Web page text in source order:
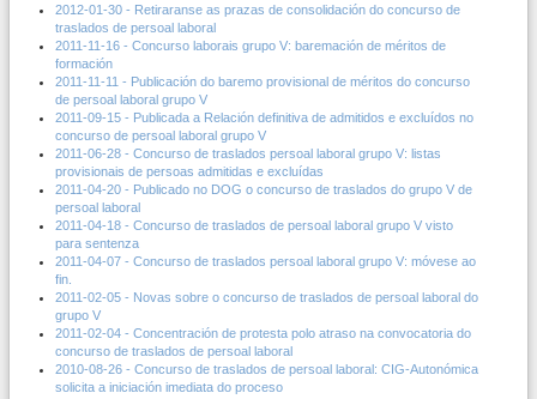
2012-01-30 - Retiraranse as prazas de consolidación do concurso de
traslados de persoal laboral
2011-11-16 - Concurso laborais grupo V: baremación de méritos de
formación
2011-11-11 - Publicación do baremo provisional de méritos do concurso
de persoal laboral grupo V
2011-09-15 - Publicada a Relación definitiva de admitidos e excluídos no
concurso de persoal laboral grupo V
2011-06-28 - Concurso de traslados persoal laboral grupo V: listas
provisionais de persoas admitidas e excluídas
2011-04-20 - Publicado no DOG o concurso de traslados do grupo V de
persoal laboral
2011-04-18 - Concurso de traslados de persoal laboral grupo V visto
para sentenza
2011-04-07 - Concurso de traslados persoal laboral grupo V: móvese ao
fin.
2011-02-05 - Novas sobre o concurso de traslados de persoal laboral do
grupo V
2011-02-04 - Concentración de protesta polo atraso na convocatoria do
concurso de traslados de persoal laboral
2010-08-26 - Concurso de traslados de persoal laboral: CIG-Autonómica
solicita a iniciación imediata do proceso